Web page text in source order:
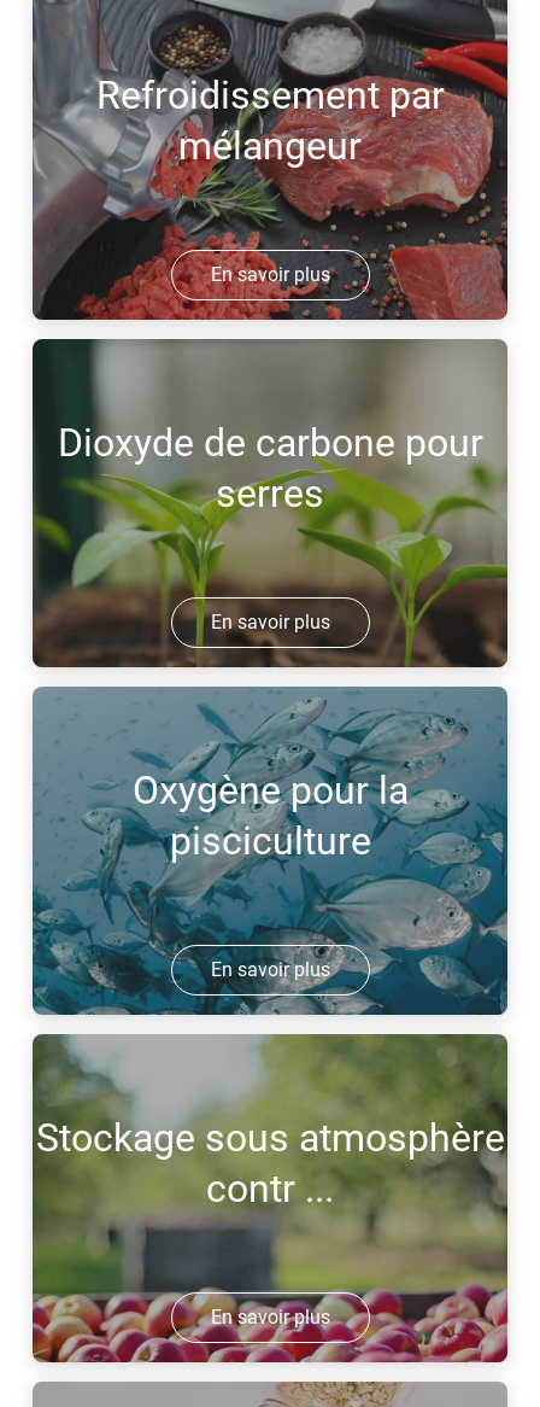
Refroidissement par
mélangeur
En savoir plus
Dioxyde de carbone pour
serres
En savoir plus
Oxygène pour la
pisciculture
En savoir plus
Stockage sous atmosphère
contr ...
En savoir plus